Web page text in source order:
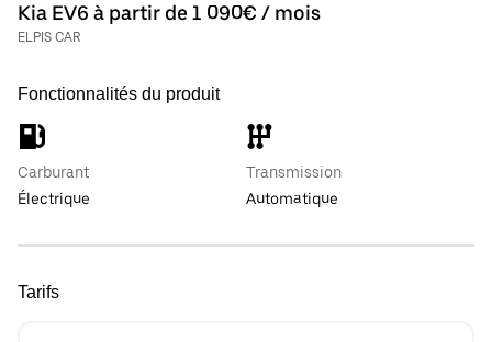
Kia EV6 à partir de 1 090€ / mois
ELPIS CAR
Fonctionnalités du produit
Carburant
Électrique
Transmission
Automatique
Tarifs